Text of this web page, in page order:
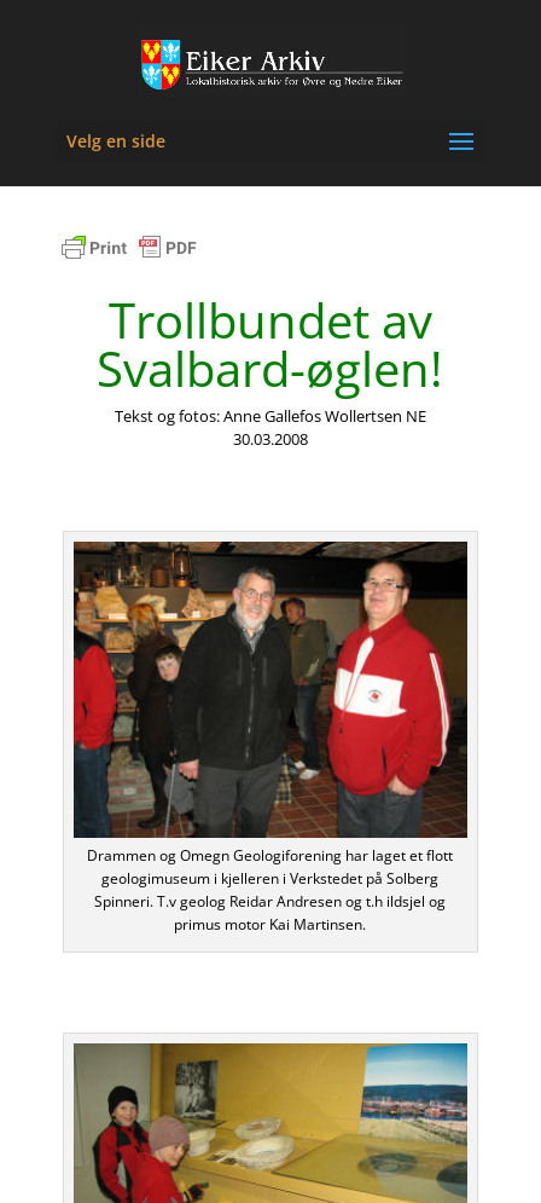
Velg en side
Trollbundet av
Svalbard-øglen!
Tekst og fotos: Anne Gallefos Wollertsen NE
30.03.2008
Drammen og Omegn Geologiforening har laget et flott
geologimuseum i kjelleren i Verkstedet på Solberg
Spinneri. T.v geolog Reidar Andresen og t.h ildsjel og
primus motor Kai Martinsen.